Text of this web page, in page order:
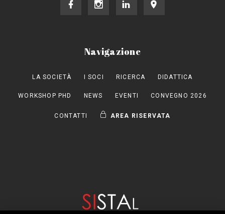
Navigazione
LA SOCIETÀ I SOCI RICERCA DIDATTICA
WORKSHOP PHD NEWS EVENTI CONVEGNO 2026
CONTATTI AREA RISERVATA